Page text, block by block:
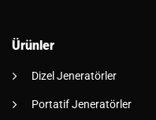
Ürünler
Dizel Jeneratörler
Portatif Jeneratörler